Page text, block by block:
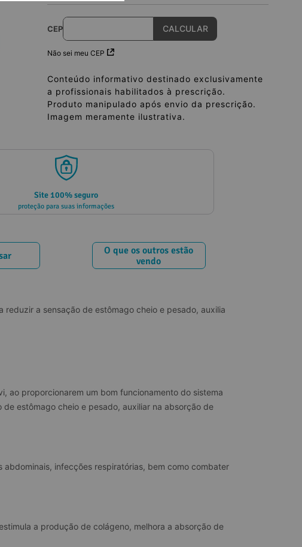
CEP
Não sei meu CEP
Conteúdo informativo destinado exclusivamente
a profissionais habilitados à prescrição.
Produto manipulado após envio da prescrição.
Imagem meramente ilustrativa.
Site 100% seguro
proteção para suas informações
O que os outros estão
vendo
a sensação de estômago cheio e pesado, auxilia
ao proporcionarem um bom funcionamento do sistema
estômago cheio e pesado, auxiliar na absorção de
infecções respiratórias, bem como combater
a produção de colágeno, melhora a absorção de